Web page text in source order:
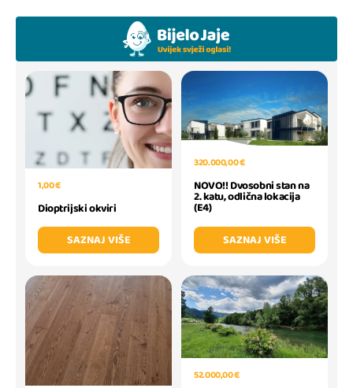
1,00 €
Dioptrijski okviri
SAZNAJ VIŠE
320.000,00 €
NOVO!! Dvosobni stan na
2. katu, odlična lokacija
(E4)
SAZNAJ VIŠE
52.000,00 €